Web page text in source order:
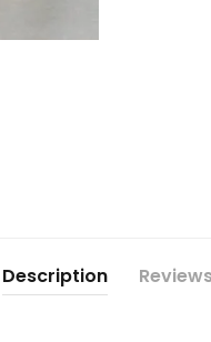
Description Reviews